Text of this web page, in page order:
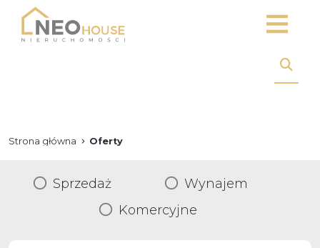
Strona główna Oferty
Sprzedaż
Wynajem
Komercyjne